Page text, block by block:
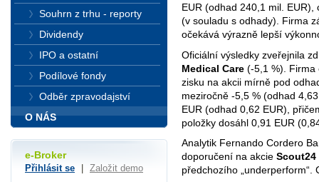
EUR (odhad 240,1 mil.
(v souladu s odhady). Firma
očekává výrazně lepší
Oficiální výsledky zveřejnila
Medical Care (-5,1 %). Firma
zisku na akcii mírně pod
meziročně -5,5 % (odhad
EUR (odhad 0,62 EUR),
položky dosáhl 0,91 EUR
Analytik Fernando Cordero
doporučení na akcie Scout24
předchozího
Souhrn z trhu - reporty
Dividendy
IPO a ostatní
Podílové fondy
Odběr zpravodajství
O NÁS
e-Broker
Přihlásit se Založit demo